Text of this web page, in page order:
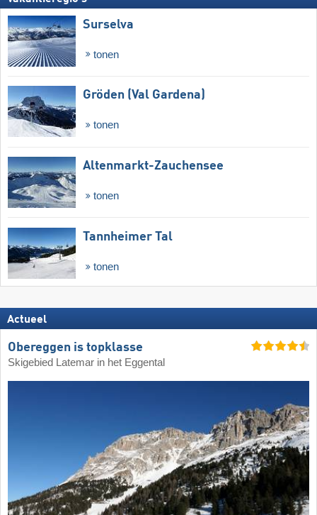
Surselva
tonen
Gröden (Val Gardena)
tonen
Altenmarkt-Zauchensee
tonen
Tannheimer Tal
tonen
Actueel
Obereggen is topklasse
Skigebied Latemar in het Eggental